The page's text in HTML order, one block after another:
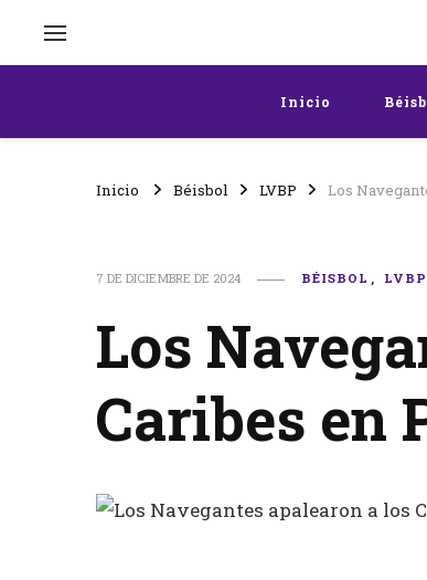
Inicio
Inicio Béisbol LVBP Los
7 DE DICIEMBRE DE 2024 BÉISBOL LVBP
Los
Caribes en